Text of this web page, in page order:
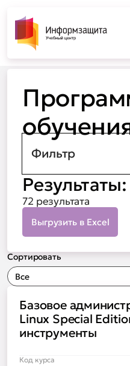
Фильтр
Результаты:
72 результата
Выгрузить в Excel
Сортировать
Все
Базовое
Linux Special
инструменты
Код курса